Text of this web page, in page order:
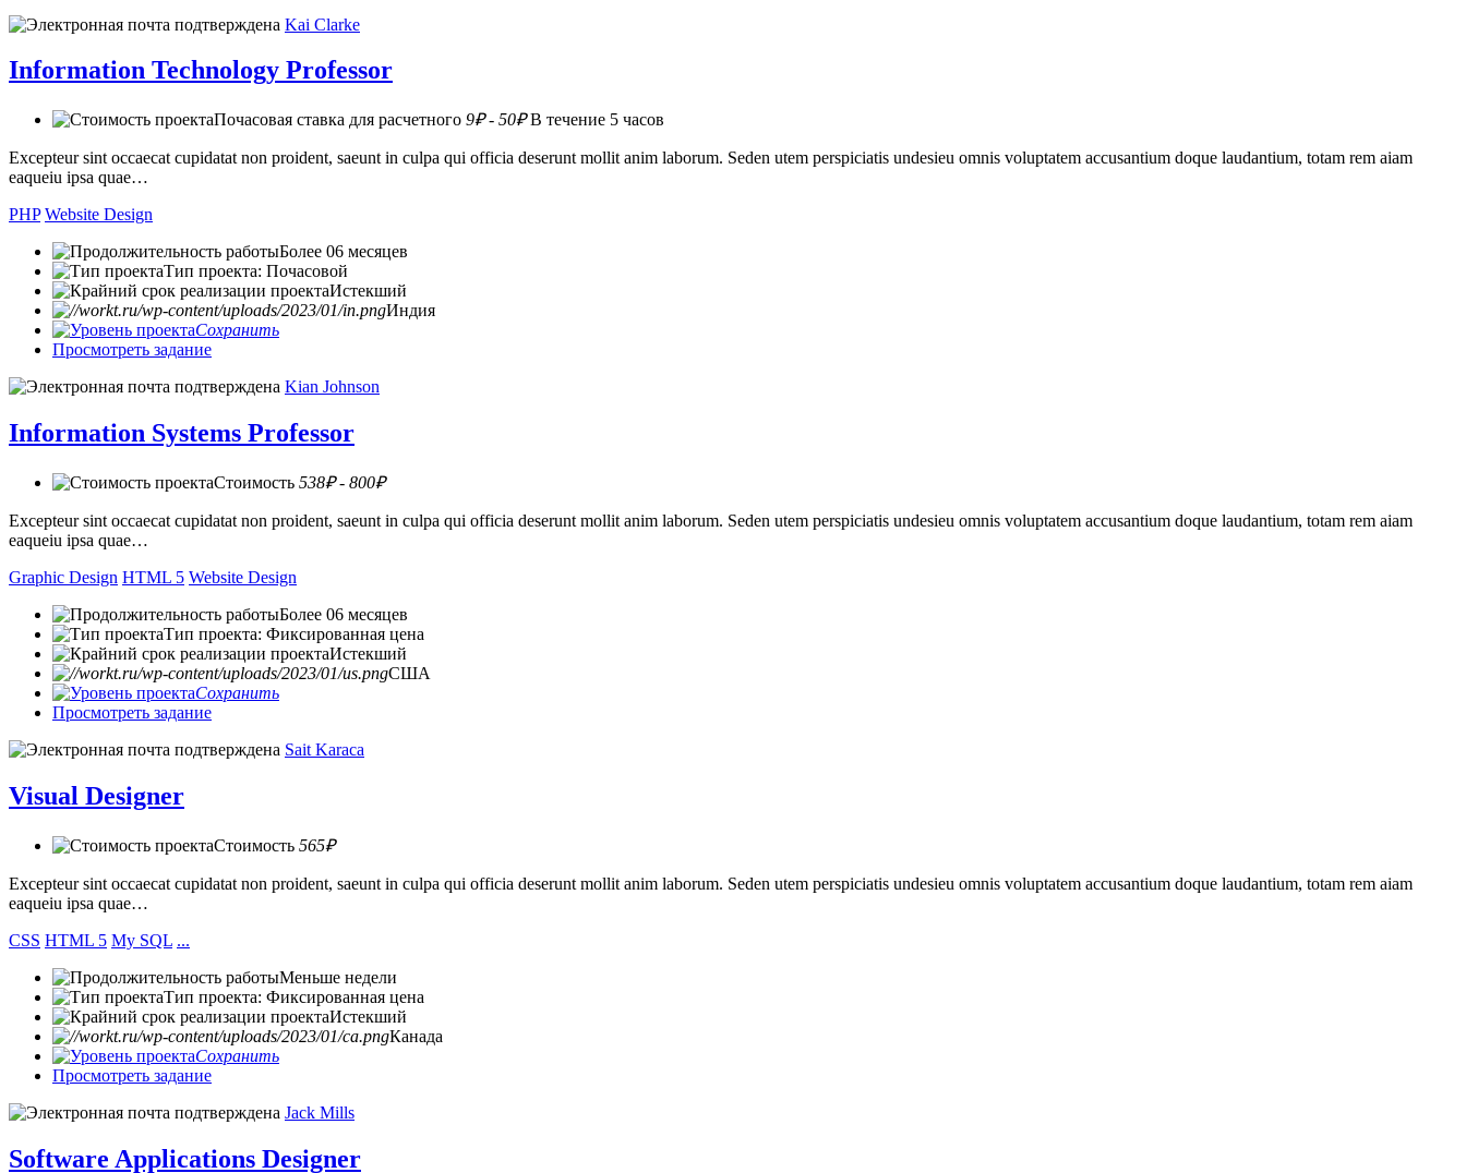
Kai Clarke
Information Technology Professor
Почасовая ставка для расчетного 9₽ - 50₽В течение 5 часов
Excepteur sint occaecat cupidatat non proident, saeunt in culpa qui officia deserunt mollit anim laborum. Seden utem perspiciatis undesieu omnis voluptatem accusantium doque laudantium, totam rem aiam
eaqueiu ipsa quae…
PHP Website Design
Более 06 месяцев
Тип проекта: Почасовой
Истекший
Индия
Сохранить
Просмотреть задание
Kian Johnson
Information Systems Professor
Стоимость 538₽ - 800₽
Excepteur sint occaecat cupidatat non proident, saeunt in culpa qui officia deserunt mollit anim laborum. Seden utem perspiciatis undesieu omnis voluptatem accusantium doque laudantium, totam rem aiam
eaqueiu ipsa quae…
Graphic Design HTML 5 Website Design
Более 06 месяцев
Тип проекта: Фиксированная цена
Истекший
США
Сохранить
Просмотреть задание
Sait Karaca
Visual Designer
Стоимость 565₽
Excepteur sint occaecat cupidatat non proident, saeunt in culpa qui officia deserunt mollit anim laborum. Seden utem perspiciatis undesieu omnis voluptatem accusantium doque laudantium, totam rem aiam
eaqueiu ipsa quae…
CSS HTML 5 My SQL ...
Меньше недели
Тип проекта: Фиксированная цена
Истекший
Канада
Сохранить
Просмотреть задание
Jack Mills
Software Applications Designer